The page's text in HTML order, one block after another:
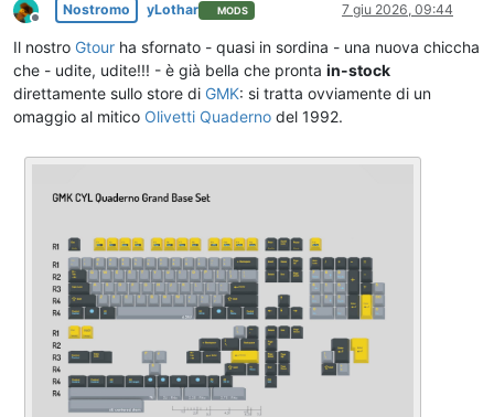
Non in linea
Nostromo yLothar MODS 7 giu 2026, 09:44
Il nostro Gtour ha sfornato - quasi in sordina - una nuova chiccha
che - udite, udite!!! - è già bella che pronta in-stock
direttamente sullo store di GMK: si tratta ovviamente di un
omaggio al mitico Olivetti Quaderno del 1992.